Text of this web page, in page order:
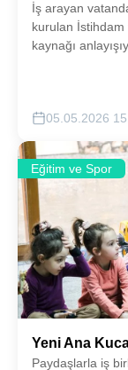
İş arayan
kurulan
kaynağı
05.05.2026
Eğitim ve Spor
Yeni Ana
Paydaşlarla iş